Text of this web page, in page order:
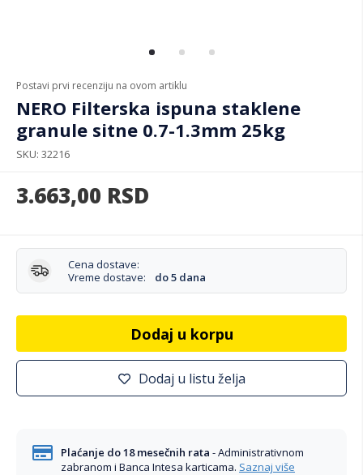
Postavi prvi recenziju na ovom artiklu
NERO Filterska ispuna staklene
granule sitne 0.7-1.3mm 25kg
SKU 32216
3.663,00 RSD
Cena dostave:
Vreme dostave:
do 5 dana
Dodaj u korpu
Dodaj u listu želja
Plaćanje do 18 mesečnih rata - Administrativnom
zabranom i Banca Intesa karticama. Saznaj više